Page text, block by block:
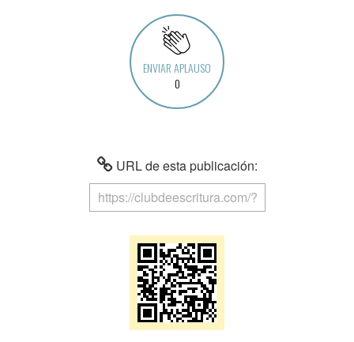
ENVIAR APLAUSO
0
URL de esta publicación: